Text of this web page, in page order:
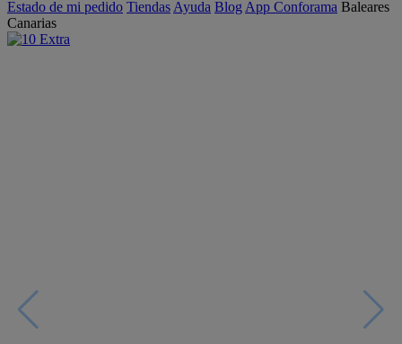
Estado de mi pedido Tiendas Ayuda Blog App Conforama Baleares
Canarias